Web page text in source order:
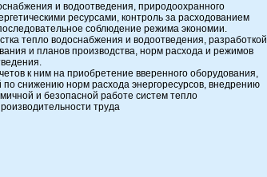
и водоотведения, природоохранного
ресурсами, контроль за расходованием
соблюдение режима экономии.
тепло водоснабжения и водоотведения, разработкой
и планов производства, норм расхода и режимов
к ним на приобретение вверенного оборудования,
снижению норм расхода энергоресурсов, внедрению
и безопасной работе систем тепло
труда